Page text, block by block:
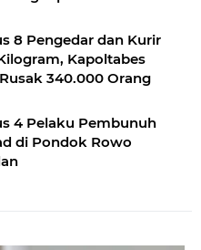
8 Pengedar dan Kurir
Kapoltabes
340.000 Orang
4 Pelaku Pembunuh
di Pondok Rowo